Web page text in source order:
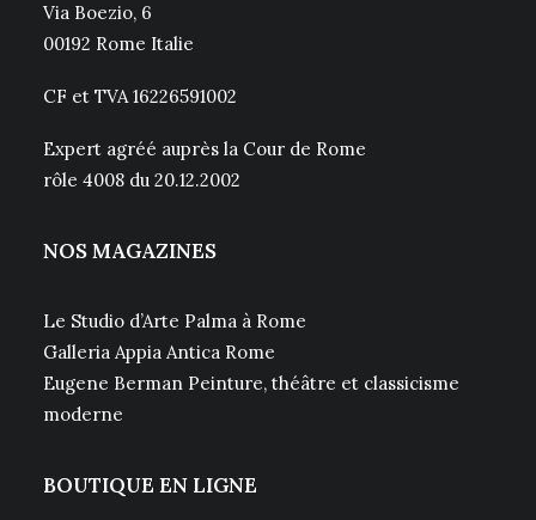
Via Boezio, 6
00192 Rome Italie
CF et TVA 16226591002
Expert agréé auprès la Cour de Rome
rôle 4008 du 20.12.2002
NOS MAGAZINES
Le Studio d’Arte Palma à Rome
Galleria Appia Antica Rome
Eugene Berman Peinture, théâtre et classicisme
moderne
BOUTIQUE EN LIGNE